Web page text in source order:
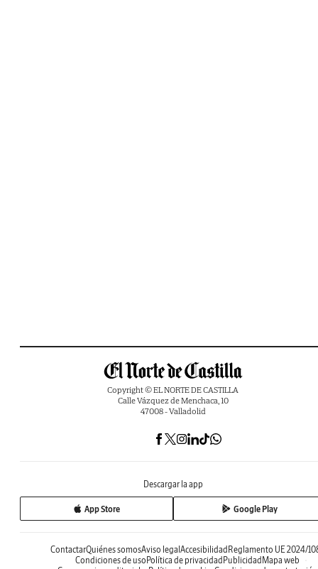
Copyright © EL NORTE DE CASTILLA
Calle Vázquez de Menchaca, 10
47008 - Valladolid
Descargar la app
App Store Google Play
ContactarQuiénes somosAviso legal Accesibilidad Reglamento UE 2024/
Condiciones de uso Política de privacidad Publicidad Mapa web